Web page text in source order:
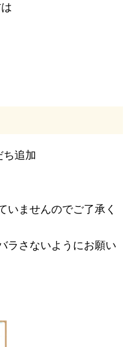
ち追加
いませんのでご了承く
ラさないようにお願い